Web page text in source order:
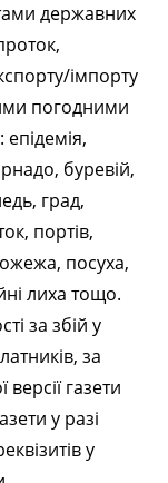
державних
імпорту
погодними
буревій,
град,
портів,
посуха,
лиха тощо.
за збій у
за
газети
у разі
у